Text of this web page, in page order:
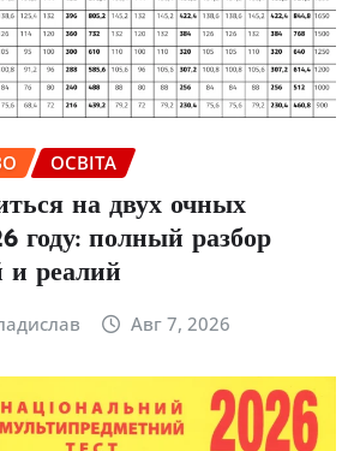
ОСВІТА
на двух очных
году: полный разбор
и реалий
Авг 7, 2026